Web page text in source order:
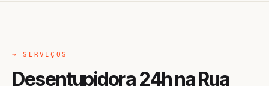
→ SERVIÇOS
Desentupidora 24h na Rua